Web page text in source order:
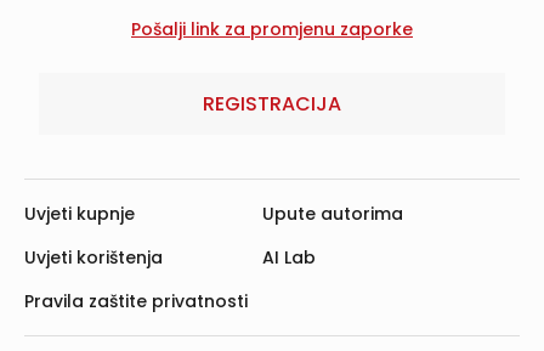
REGISTRACIJA
Uvjeti kupnje
Uvjeti korištenja
Pravila zaštite privatnosti
Upute autorima
AI Lab